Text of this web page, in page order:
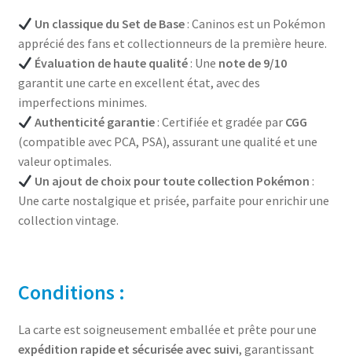
Un classique du Set de Base: Caninos est un Pokémon
apprécié des fans et collectionneurs de la première heure.
Évaluation de haute qualité: Une note de 9/10
garantit une carte en excellent état, avec des
imperfections minimes.
Authenticité garantie: Certifiée et gradée par CGG
(compatible avec PCA, PSA), assurant une qualité et une
valeur optimales.
Un ajout de choix pour toute collection Pokémon :
Une carte nostalgique et prisée, parfaite pour enrichir une
collection vintage.
Conditions :
La carte est soigneusement emballée et prête pour une
expédition rapide et sécurisée avec suivi, garantissant